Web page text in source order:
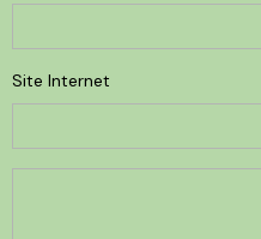
Site Internet